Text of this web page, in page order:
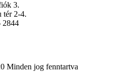
3.
tér 2-4.
2844
Minden jog fenntartva